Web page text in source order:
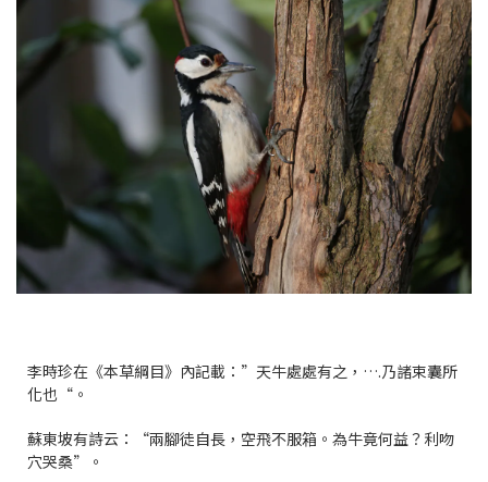
李時珍在《本草綱目》內記載：”天牛處處有之，….乃諸束囊所
化也“。
蘇東坡有詩云：“兩腳徒自長，空飛不服箱。為牛竟何益？利吻
穴哭桑”。